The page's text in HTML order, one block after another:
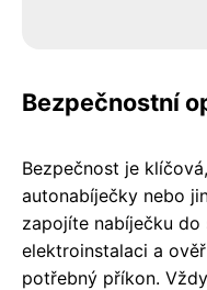
Bezpečnostní
Bezpečnost je
autonabíječky nebo
zapojíte nabíječku
elektroinstalaci a
potřebný příkon.